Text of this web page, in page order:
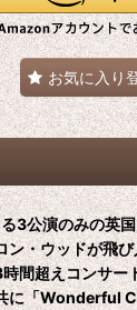
お気に入り
3公演のみの英
・ウッドが飛
間超えコンサー
に「Wonderful